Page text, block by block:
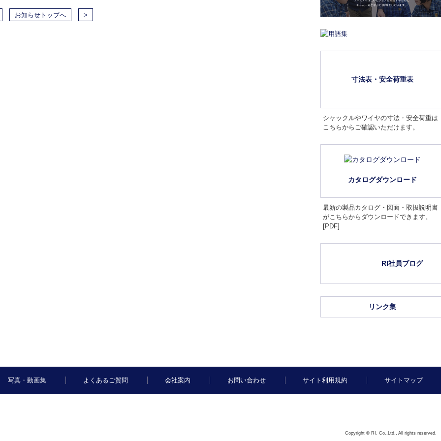
お知らせトップへ >
寸法表・安全荷重表
シャックルやワイヤの寸法・安全荷重は
こちらからご確認いただけます。
カタログダウンロード
最新の製品カタログ・図面・取扱説明書
がこちらからダウンロードできます。
[PDF]
RI社員ブログ
リンク集
写真・動画集 よくあるご質問 会社案内 お問い合わせ サイト利用規約 サイトマップ
Copyright © RI. Co.,Ltd., All rights reserved.